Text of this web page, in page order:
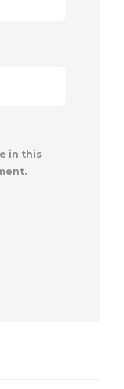
in this